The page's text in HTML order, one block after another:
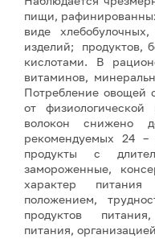
пищи,
виде
изделий; продуктов,
кислотами. В
витаминов,
Потребление овощей
от
волокон
рекомендуемых 24
продукты с
замороженные,
характер питания
положением,
продуктов
питания,